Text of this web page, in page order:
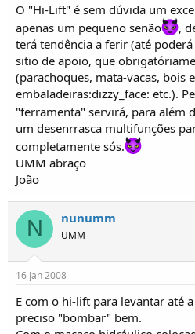
O "Hi-Lift" é sem dúvida um
apenas um pequeno senão
,
terá tendência a ferir (até
sitio de apoio, que
(parachoques, mata-vacas, bois
embaladeiras:dizzy_face: etc.).
"ferramenta" servirá, para além
um desenrrasca multifunções
completamente sós.
UMM abraço
João
N nunumm
UMM
16 Jan 2008
E com o hi-lift para levantar até
preciso "bombar" bem.